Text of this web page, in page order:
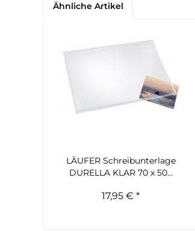
Ähnliche Artikel
LÄUFER Schreibunterlage
DURELLA KLAR 70 x 50...
17,95 € *